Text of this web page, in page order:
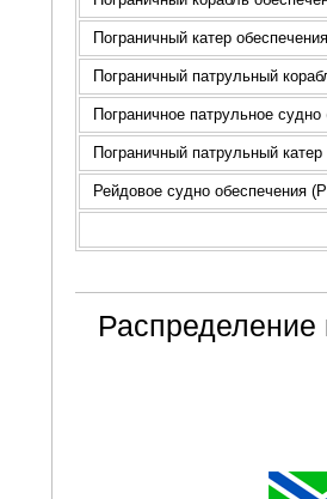
Пограничный катер
Пограничный патрульный
Пограничное патрульное
Пограничный патрульный
Рейдовое судно обеспечения
Распределение